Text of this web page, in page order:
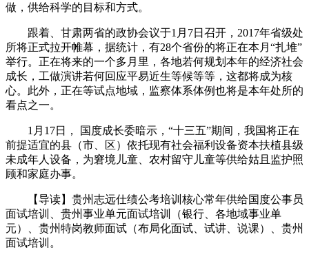
做，供给科学的目标和方式。
跟着、甘肃两省的政协会议于1月7日召开，2017年省级处
所将正式拉开帷幕，据统计，有28个省份的将正在本月“扎堆”
举行。正在将来的一个多月里，各地若何规划本年的经济社会
成长，工做演讲若何回应平易近生等候等等，这都将成为核
心。此外，正在等试点地域，监察体系体例也将是本年处所的
看点之一。
1月17日， 国度成长委暗示，“十三五”期间，我国将正在
前提适宜的县（市、区）依托现有社会福利设备资本扶植县级
未成年人设备，为窘境儿童、农村留守儿童等供给姑且监护照
顾和家庭办事。
【导读】贵州志远仕绩公考培训核心常年供给国度公事员
面试培训、贵州事业单元面试培训（银行、各地域事业单
元）、贵州特岗教师面试（布局化面试、试讲、说课）、贵州
面试培训。